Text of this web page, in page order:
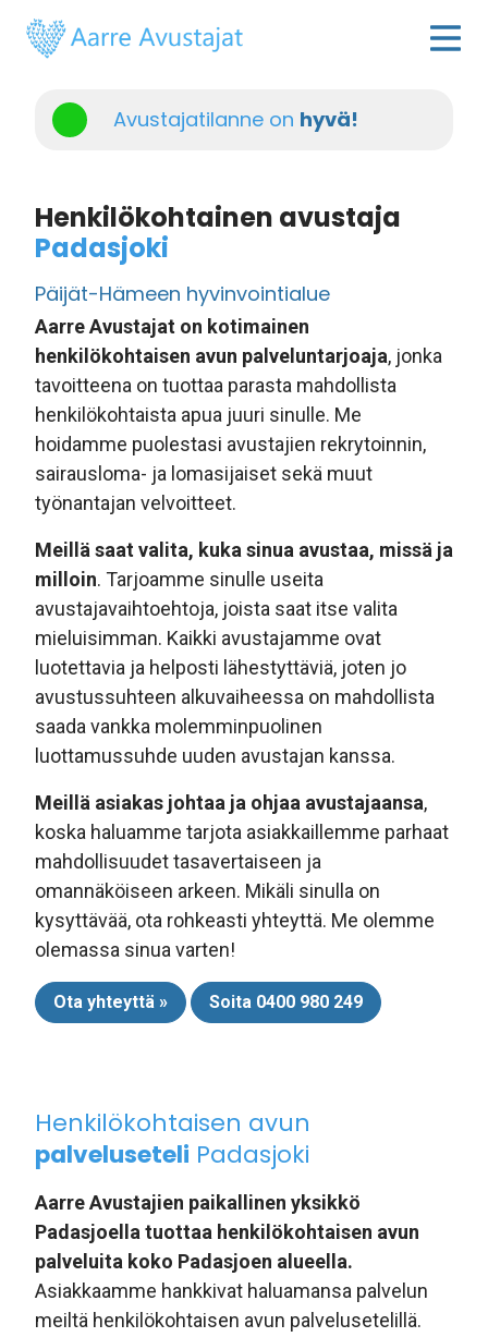
Avustajatilanne on hyvä!
Henkilökohtainen avustaja
Padasjoki
Päijät-Hämeen hyvinvointialue
Aarre Avustajat on kotimainen
henkilökohtaisen avun palveluntarjoaja, jonka
tavoitteena on tuottaa parasta mahdollista
henkilökohtaista apua juuri sinulle. Me
hoidamme puolestasi avustajien rekrytoinnin,
sairausloma- ja lomasijaiset sekä muut
työnantajan velvoitteet.
Meillä saat valita, kuka sinua avustaa, missä ja
milloin. Tarjoamme sinulle useita
avustajavaihtoehtoja, joista saat itse valita
mieluisimman. Kaikki avustajamme ovat
luotettavia ja helposti lähestyttäviä, joten jo
avustussuhteen alkuvaiheessa on mahdollista
saada vankka molemminpuolinen
luottamussuhde uuden avustajan kanssa.
Meillä asiakas johtaa ja ohjaa avustajaansa,
koska haluamme tarjota asiakkaillemme parhaat
mahdollisuudet tasavertaiseen ja
omannäköiseen arkeen. Mikäli sinulla on
kysyttävää, ota rohkeasti yhteyttä. Me olemme
olemassa sinua varten!
Ota yhteyttä » Soita 0400 980 249
Henkilökohtaisen avun
palveluseteli Padasjoki
Aarre Avustajien paikallinen yksikkö
Padasjoella tuottaa henkilökohtaisen avun
palveluita koko Padasjoen alueella.
Asiakkaamme hankkivat haluamansa palvelun
meiltä henkilökohtaisen avun palvelusetelillä.